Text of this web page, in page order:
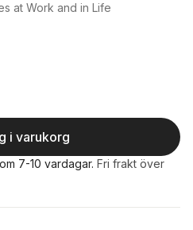
at Work and in Life
röster:
i varukorg
7-10 vardagar. Fri frakt över